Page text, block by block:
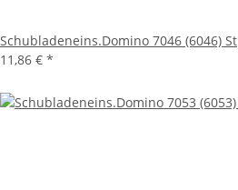
Schubladeneins.Domino 7046 (6046) St
11,86 € *